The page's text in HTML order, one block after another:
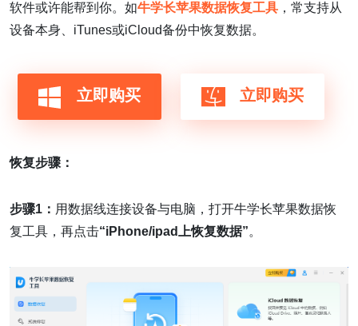
软件或许能帮到你。如牛学长苹果数据恢复工具 ，常支持从
设备本身、iTunes或iCloud备份中恢复数据。
立即购买 立即购买
恢复步骤：
步骤1： 用数据线连接设备与电脑，打开牛学长苹果数据恢
复工具，再点击“iPhone/ipad上恢复数据”。